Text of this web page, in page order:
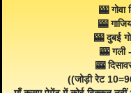
🎰
🎰
🎰 दुबई
🎰
🎰
((जोड़ी रेट